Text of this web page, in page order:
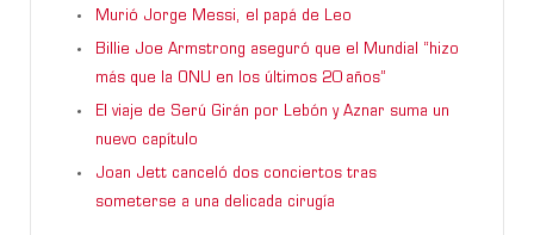
Murió Jorge Messi, el papá de Leo
Billie Joe Armstrong aseguró que el Mundial “hizo
más que la ONU en los últimos 20 años”
El viaje de Serú Girán por Lebón y Aznar suma un
nuevo capítulo
Joan Jett canceló dos conciertos tras
someterse a una delicada cirugía